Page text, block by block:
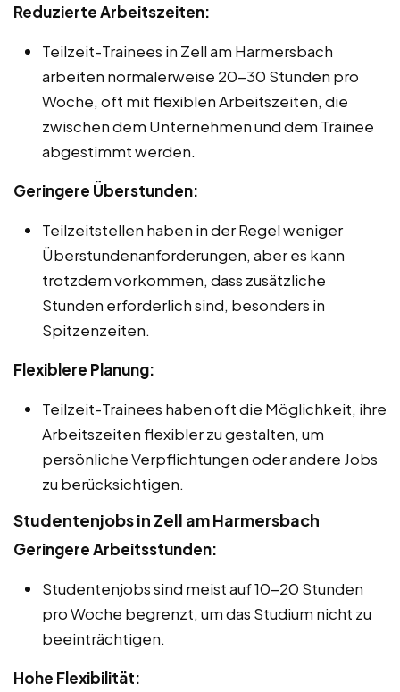
Reduzierte Arbeitszeiten:
Teilzeit-Trainees in Zell am Harmersbach
arbeiten normalerweise 20-30 Stunden pro
Woche, oft mit flexiblen Arbeitszeiten, die
zwischen dem Unternehmen und dem Trainee
abgestimmt werden.
Geringere Überstunden:
Teilzeitstellen haben in der Regel weniger
Überstundenanforderungen, aber es kann
trotzdem vorkommen, dass zusätzliche
Stunden erforderlich sind, besonders in
Spitzenzeiten.
Flexiblere Planung:
Teilzeit-Trainees haben oft die Möglichkeit, ihre
Arbeitszeiten flexibler zu gestalten, um
persönliche Verpflichtungen oder andere Jobs
zu berücksichtigen.
Studentenjobs in Zell am Harmersbach
Geringere Arbeitsstunden:
Studentenjobs sind meist auf 10-20 Stunden
pro Woche begrenzt, um das Studium nicht zu
beeinträchtigen.
Hohe Flexibilität: